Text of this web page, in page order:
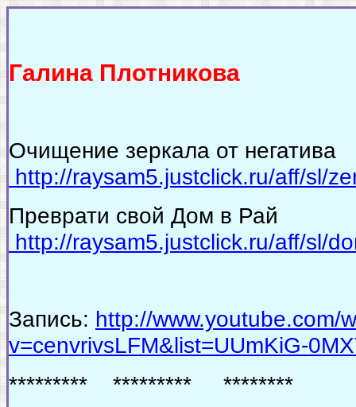
Галина Плотникова
Очищение зеркала от негатива
http://raysam5.justclick.ru/aff/sl/
Преврати свой Дом в Рай
http://raysam5.justclick.ru/aff/sl/
Запись: http://www.youtube.com/
v=cenvrivsLFM&list=UUmKiG-
********* ********* ********